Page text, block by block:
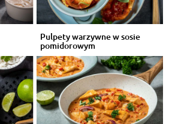
Pulpety warzywne w sosie
pomidorowym